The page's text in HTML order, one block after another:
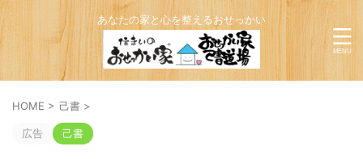
あなたの家と心を整えるおせっかい
HOME > 己書 >
広告 己書